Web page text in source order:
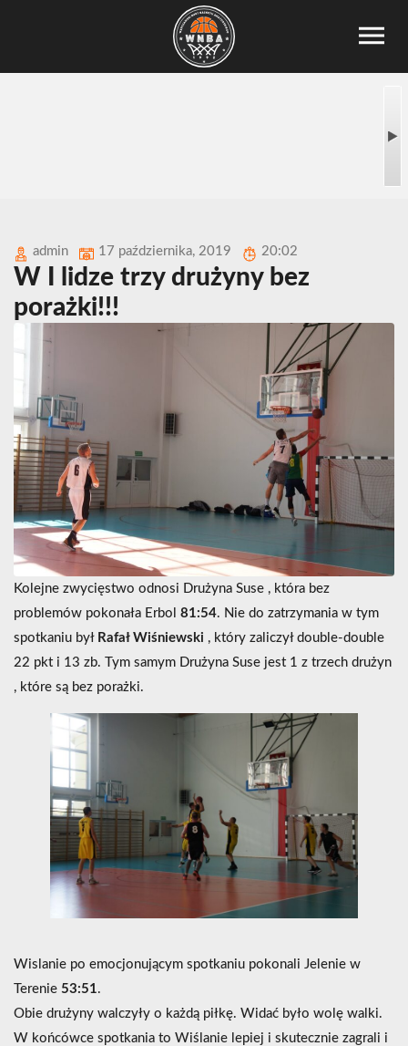
admin 17 października, 2019 20:02
W I lidze trzy drużyny bez
porażki!!!
Kolejne zwycięstwo odnosi Drużyna Suse , która bez
problemów pokonała Erbol 81:54. Nie do zatrzymania w tym
spotkaniu był Rafał Wiśniewski , który zaliczył double-double
22 pkt i 13 zb. Tym samym Drużyna Suse jest 1 z trzech drużyn
, które są bez porażki.
Wislanie po emocjonującym spotkaniu pokonali Jelenie w
Terenie 53:51.
Obie drużyny walczyły o każdą piłkę. Widać było wolę walki.
W końcówce spotkania to Wiślanie lepiej i skutecznie zagrali i